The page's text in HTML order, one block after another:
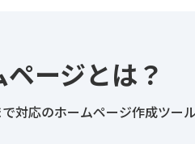
ージとは？
対応のホームページ作成ツール